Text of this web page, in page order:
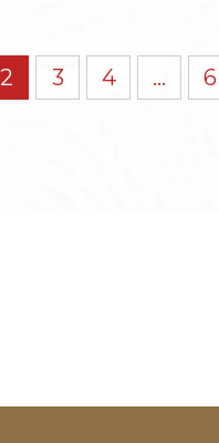
2 3 4 … 6